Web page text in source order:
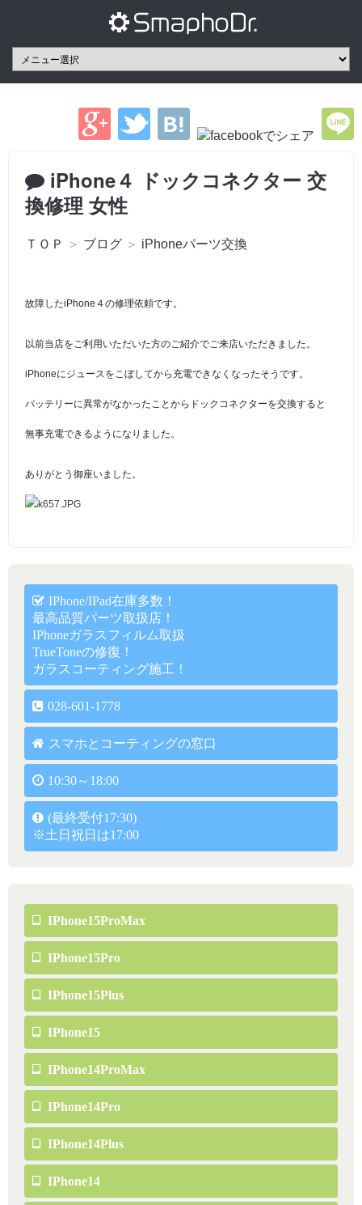
iPhone４ ドックコネクター 交
換修理 女性
ＴＯＰ ＞ ブログ ＞ iPhoneパーツ交換
故障したiPhone４の修理依頼です。
以前当店をご利用いただいた方のご紹介でご来店いただきました。
iPhoneにジュースをこぼしてから充電できなくなったそうです。
バッテリーに異常がなかったことからドックコネクターを交換すると
無事充電できるようになりました。
ありがとう御座いました。
IPhone/iPad在庫多数！
最高品質パーツ取扱店！
IPhoneガラスフィルム取扱
TrueToneの修復！
ガラスコーティング施工！
028-601-1778
スマホとコーティングの窓口
10:30～18:00
(最終受付17:30)
※土日祝日は17:00
IPhone15ProMax
IPhone15Pro
IPhone15Plus
IPhone15
IPhone14ProMax
IPhone14Pro
IPhone14Plus
IPhone14